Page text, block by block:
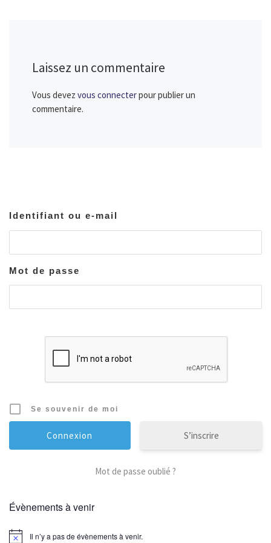
Laissez un commentaire
Vous devez vous connecterpour publier un
commentaire.
Identifiant ou e-mail
Mot de passe
Se souvenir de moi
S’inscrire
Mot de passe oublié ?
Évènements à venir
Il n’y a pas de évènements à venir.